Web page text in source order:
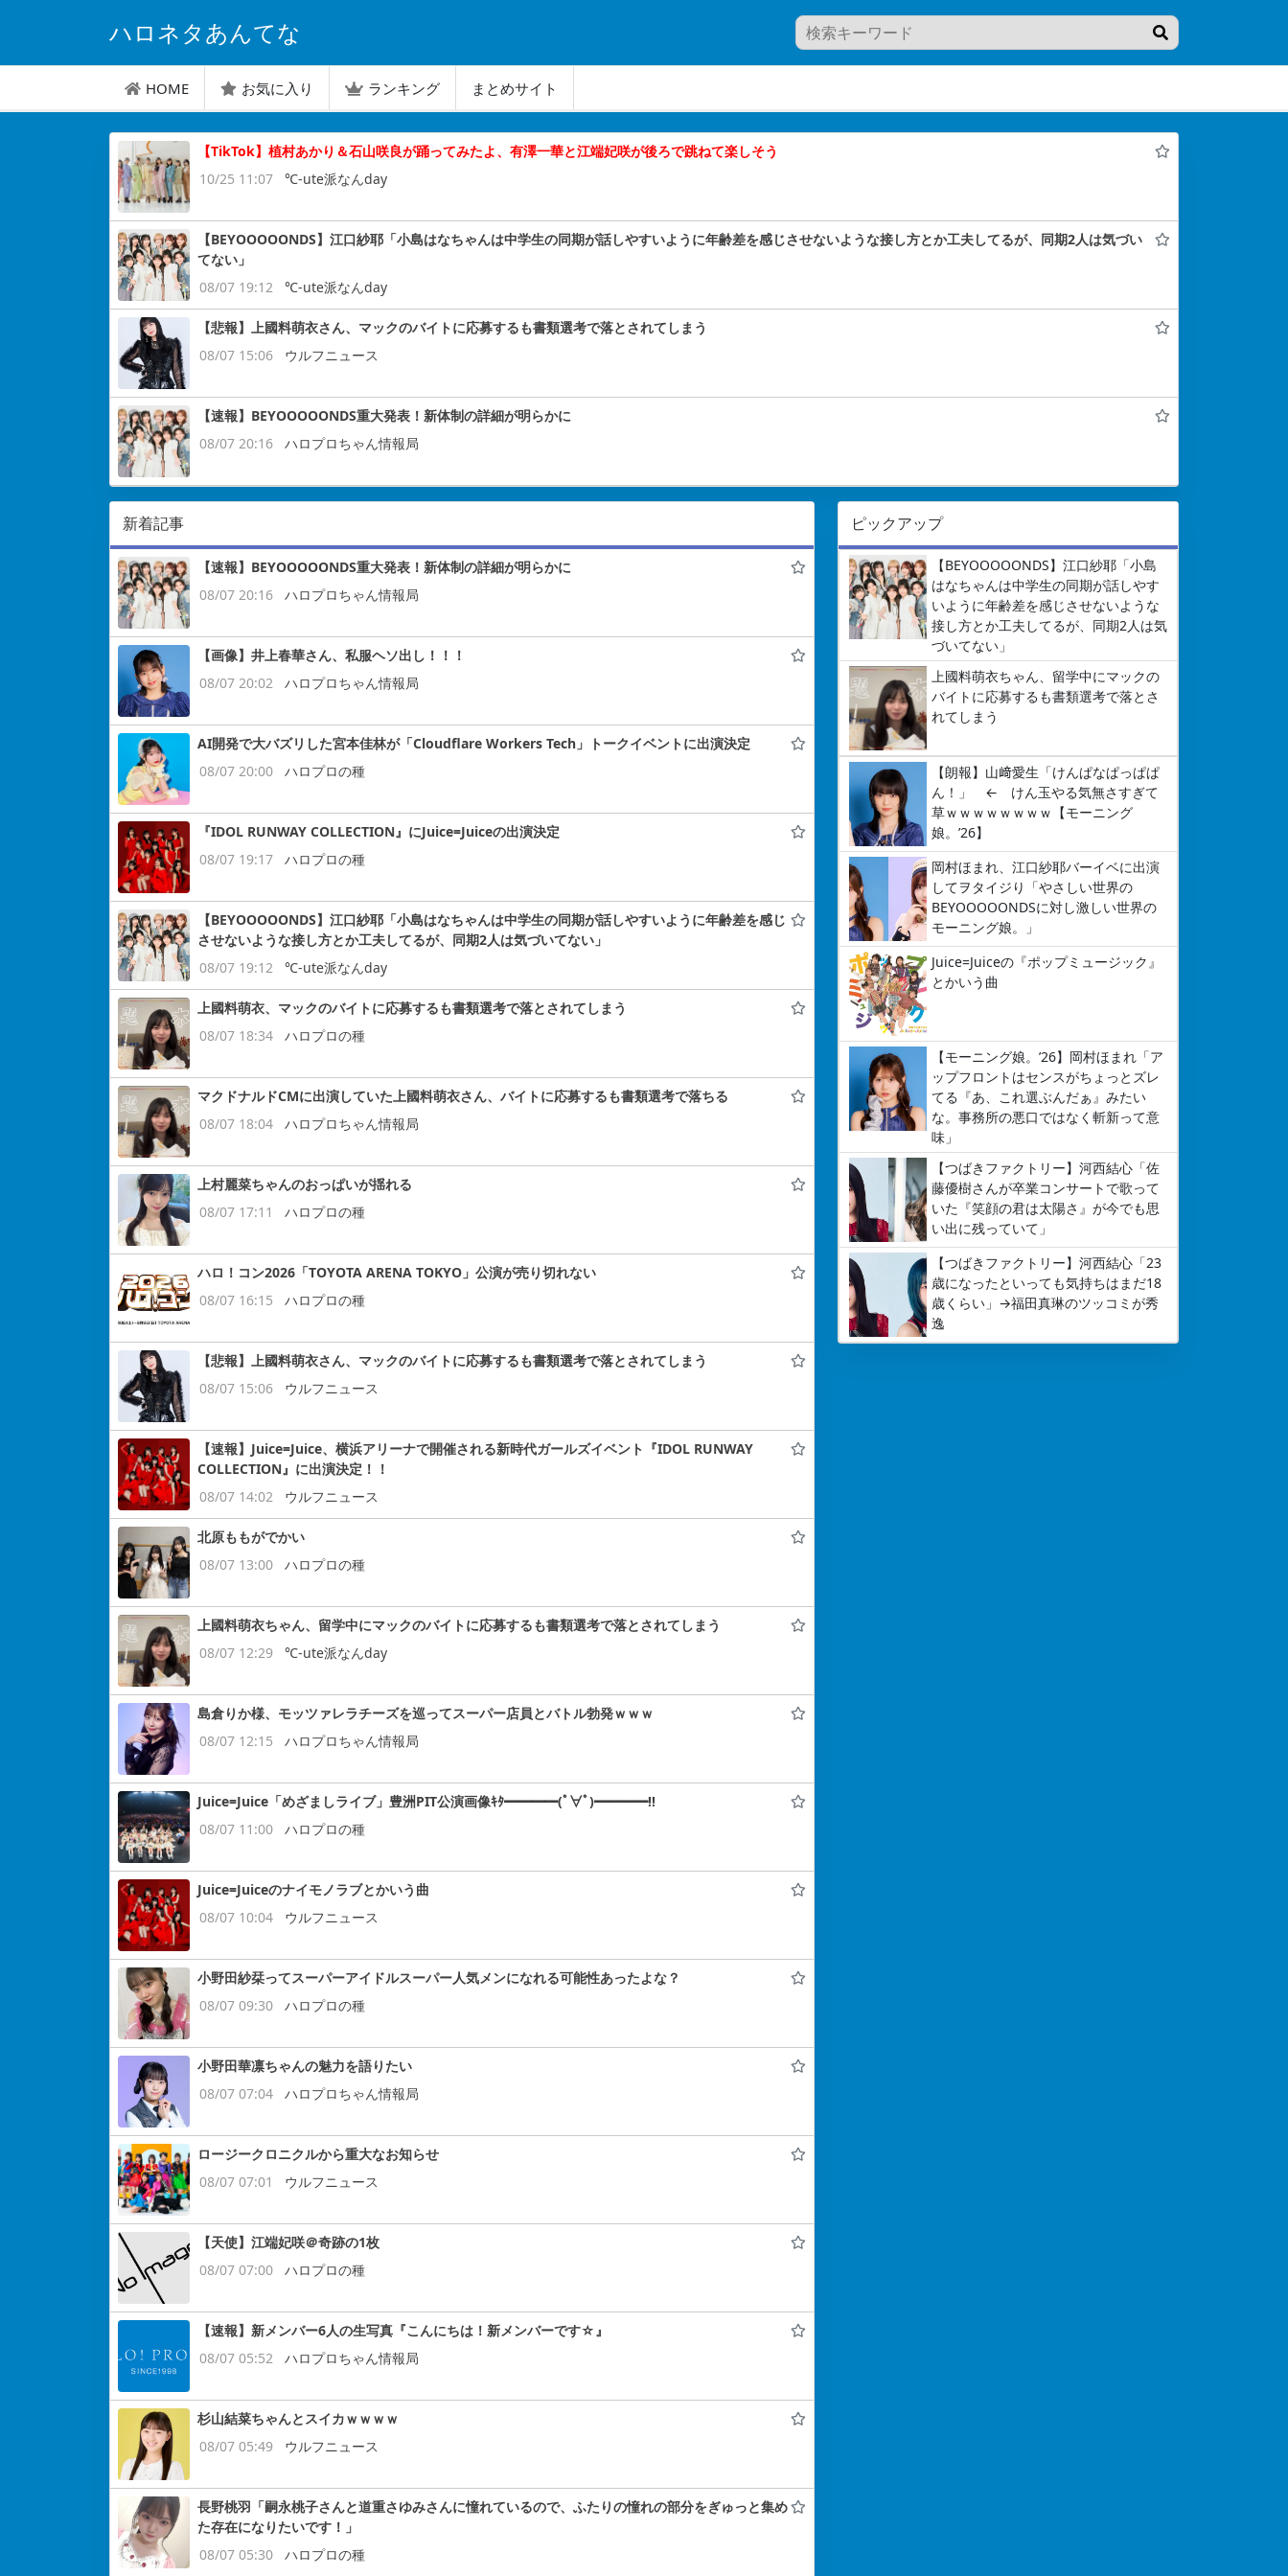
ハロネタあんてな
HOME お気に入り ランキング まとめサイト
【TikTok】植村あかり＆石山咲良が踊ってみたよ、有澤一華と江端妃咲が後ろで跳ねて楽しそう
10/25 11:07
℃-ute派なんday
【BEYOOOOONDS】江口紗耶「小島はなちゃんは中学生の同期が話しやすいように年齢差を感じさせないような接し方とか工夫してるが、同期2人は気づい
てない」
08/07 19:12
℃-ute派なんday
【悲報】上國料萌衣さん、マックのバイトに応募するも書類選考で落とされてしまう
08/07 15:06
ウルフニュース
【速報】BEYOOOOONDS重大発表！新体制の詳細が明らかに
08/07 20:16
ハロプロちゃん情報局
ピックアップ
【BEYOOOOONDS】江口紗耶「小島
はなちゃんは中学生の同期が話しやす
いように年齢差を感じさせないような
接し方とか工夫してるが、同期2人は気
づいてない」
上國料萌衣ちゃん、留学中にマックの
バイトに応募するも書類選考で落とさ
れてしまう
【朗報】山﨑愛生「けんぱなぱっぱぱ
ん！」 ← けん玉やる気無さすぎて
草ｗｗｗｗｗｗｗｗ【モーニング
娘。’26】
岡村ほまれ、江口紗耶バーイベに出演
してヲタイジり「やさしい世界の
BEYOOOOONDSに対し激しい世界の
モーニング娘。」
Juice=Juiceの『ポップミュージック』
とかいう曲
【モーニング娘。’26】岡村ほまれ「ア
ップフロントはセンスがちょっとズレ
てる『あ、これ選ぶんだぁ』みたい
な。事務所の悪口ではなく斬新って意
味」
【つばきファクトリー】河西結心「佐
藤優樹さんが卒業コンサートで歌って
いた『笑顔の君は太陽さ』が今でも思
い出に残っていて」
【つばきファクトリー】河西結心「23
歳になったといっても気持ちはまだ18
歳くらい」→福田真琳のツッコミが秀
逸
新着記事
【速報】BEYOOOOONDS重大発表！新体制の詳細が明らかに
08/07 20:16
ハロプロちゃん情報局
【画像】井上春華さん、私服ヘソ出し！！！
08/07 20:02
ハロプロちゃん情報局
AI開発で大バズリした宮本佳林が「Cloudflare Workers Tech」トークイベントに出演決定
08/07 20:00
ハロプロの種
『IDOL RUNWAY COLLECTION』にJuice=Juiceの出演決定
08/07 19:17
ハロプロの種
【BEYOOOOONDS】江口紗耶「小島はなちゃんは中学生の同期が話しやすいように年齢差を感じ
させないような接し方とか工夫してるが、同期2人は気づいてない」
08/07 19:12
℃-ute派なんday
上國料萌衣、マックのバイトに応募するも書類選考で落とされてしまう
08/07 18:34
ハロプロの種
マクドナルドCMに出演していた上國料萌衣さん、バイトに応募するも書類選考で落ちる
08/07 18:04
ハロプロちゃん情報局
上村麗菜ちゃんのおっぱいが揺れる
08/07 17:11
ハロプロの種
ハロ！コン2026「TOYOTA ARENA TOKYO」公演が売り切れない
08/07 16:15
ハロプロの種
【悲報】上國料萌衣さん、マックのバイトに応募するも書類選考で落とされてしまう
08/07 15:06
ウルフニュース
【速報】Juice=Juice、横浜アリーナで開催される新時代ガールズイベント『IDOL RUNWAY
COLLECTION』に出演決定！！
08/07 14:02
ウルフニュース
北原ももがでかい
08/07 13:00
ハロプロの種
上國料萌衣ちゃん、留学中にマックのバイトに応募するも書類選考で落とされてしまう
08/07 12:29
℃-ute派なんday
島倉りか様、モッツァレラチーズを巡ってスーパー店員とバトル勃発ｗｗｗ
08/07 12:15
ハロプロちゃん情報局
Juice=Juice「めざましライブ」豊洲PIT公演画像ｷﾀ━━━━(ﾟ∀ﾟ)━━━━!!
08/07 11:00
ハロプロの種
Juice=Juiceのナイモノラブとかいう曲
08/07 10:04
ウルフニュース
小野田紗栞ってスーパーアイドルスーパー人気メンになれる可能性あったよな？
08/07 09:30
ハロプロの種
小野田華凛ちゃんの魅力を語りたい
08/07 07:04
ハロプロちゃん情報局
ロージークロニクルから重大なお知らせ
08/07 07:01
ウルフニュース
【天使】江端妃咲＠奇跡の1枚
08/07 07:00
ハロプロの種
【速報】新メンバー6人の生写真『こんにちは！新メンバーです☆』
08/07 05:52
ハロプロちゃん情報局
杉山結菜ちゃんとスイカｗｗｗｗ
08/07 05:49
ウルフニュース
長野桃羽「嗣永桃子さんと道重さゆみさんに憧れているので、ふたりの憧れの部分をぎゅっと集め
た存在になりたいです！」
08/07 05:30
ハロプロの種